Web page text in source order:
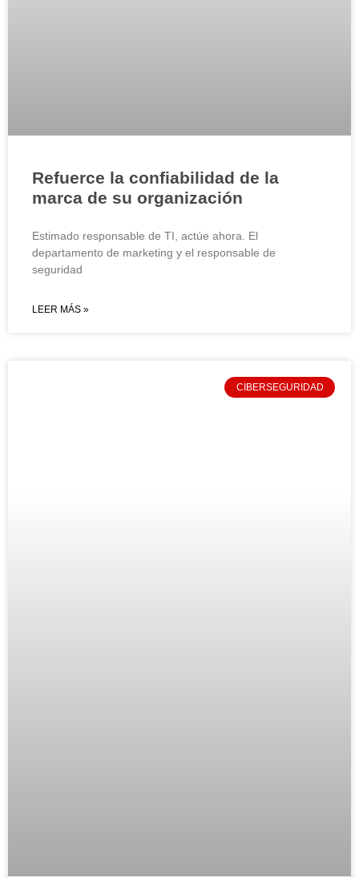
Refuerce la confiabilidad de la
marca de su organización
Estimado responsable de TI, actúe ahora. El
departamento de marketing y el responsable de
seguridad
LEER MÁS »
CIBERSEGURIDAD